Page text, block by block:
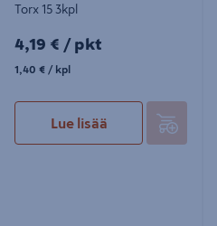
Torx 15 3kpl
4,19€/pkt
4,19 € / pkt
1,40€/kpl
1,40 € / kpl
Lue lisää